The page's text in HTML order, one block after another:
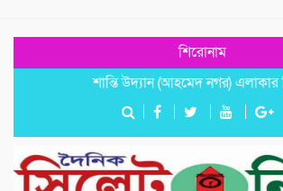
শিরোনাম
শান্তি উদ্যান (আহমেদ নগর) এলাকার